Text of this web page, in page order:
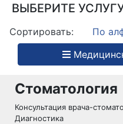
ВЫБЕРИТЕ
Сортировать: По
ВАКЦИНАЦИЯ
ВРАЧА
ГЕНЕТИЧЕСКИЕ
Стоматология
Консультация врача-
Диагностика